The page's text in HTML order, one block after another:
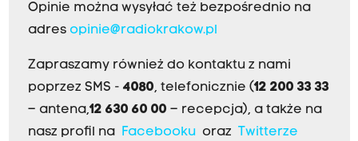
Opinie można wysyłać też bezpośrednio na
adres opinie@radiokrakow.pl
Zapraszamy również do kontaktu z nami
poprzez SMS - 4080, telefonicznie (12 200 33 33
– antena,12 630 60 00 – recepcja), a także na
nasz profil na
Facebookuoraz Twitterze